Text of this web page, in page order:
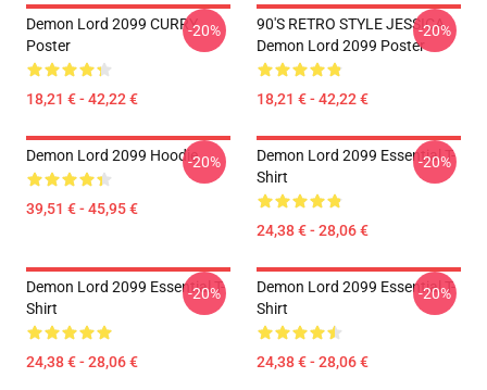
Demon Lord 2099 CURRY
Poster
18,21 € - 42,22 €
-20%
90'S RETRO STYLE JESSICA
Demon Lord 2099 Poster
18,21 € - 42,22 €
-20%
Demon Lord 2099 Hoodie
39,51 € - 45,95 €
-20%
Demon Lord 2099 Essential T-
Shirt
24,38 € - 28,06 €
-20%
Demon Lord 2099 Essential T-
Shirt
24,38 € - 28,06 €
-20%
Demon Lord 2099 Essential T-
Shirt
24,38 € - 28,06 €
-20%